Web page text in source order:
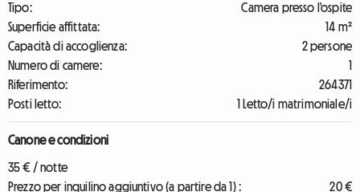
Tipo:
Camera presso l'ospite
Superficie affittata:
14 m²
Capacità di accoglienza:
2 persone
Numero di camere:
1
Riferimento:
264371
Posti letto:
1 Letto/i matrimoniale/i
Canone e condizioni
35 € / notte
Prezzo per inquilino aggiuntivo (a partire da 1) :
20 €